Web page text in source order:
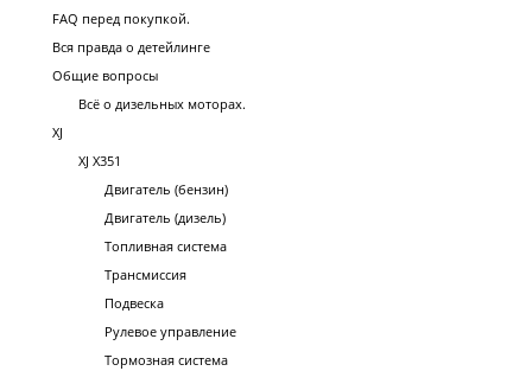
FAQ перед покупкой.
Вся правда о детейлинге
Общие вопросы
Всё о дизельных моторах.
XJ
XJ X351
Двигатель (бензин)
Двигатель (дизель)
Топливная система
Трансмиссия
Подвеска
Рулевое управление
Тормозная система